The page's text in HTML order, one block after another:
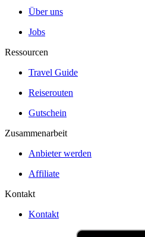
Über uns
Jobs
Ressourcen
Travel Guide
Reiserouten
Gutschein
Zusammenarbeit
Anbieter werden
Affiliate
Kontakt
Kontakt